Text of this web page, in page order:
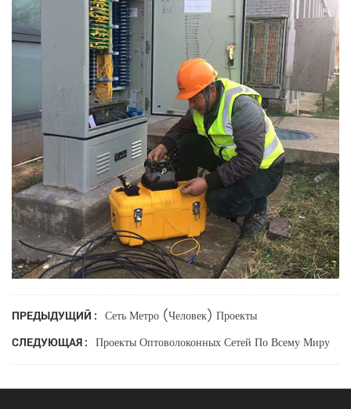
ПРЕДЫДУЩИЙ : Сеть Метро (человек) Проекты
СЛЕДУЮЩАЯ : Проекты Оптоволоконных Сетей По Всему Миру